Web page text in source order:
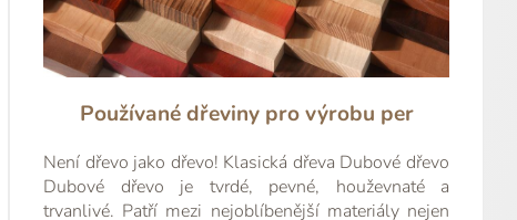
celé
Mirek H.
celé
David K.
celé
M.
celé
Z.
celé
Martin L.
Jana P.
Jarda S.
S.
Kira B.
přečíst celé
Richard Z.
Jana W.
Milan T.
přečíst
Alena R.
Pavel V.
Irena Z.
G.
Pavel W.
přečíst celé
celé
Používané dřeviny pro výrobu per
Není dřevo jako dřevo! Klasická dřeva Dubové dřevo
Dubové dřevo je tvrdé, pevné, houževnaté a
trvanlivé. Patří mezi nejoblíbenější materiály nejen